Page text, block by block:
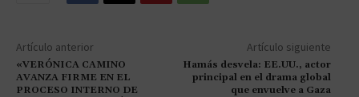
Artículo anterior
«VERÓNICA CAMINO
AVANZA FIRME EN EL
PROCESO INTERNO DE
Artículo siguiente
Hamás desvela: EE.UU., actor
principal en el drama global
que envuelve a Gaza